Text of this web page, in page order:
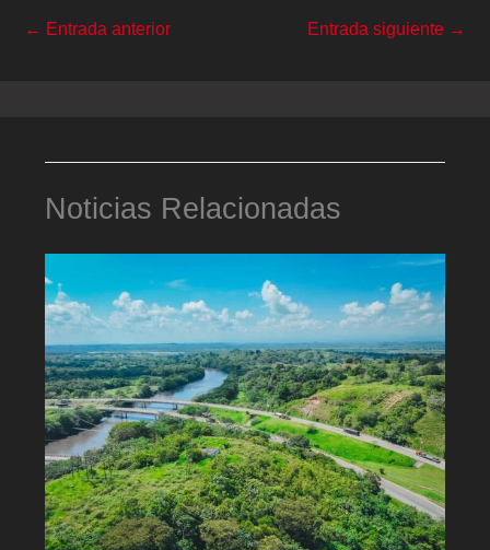
← Entrada anterior Entrada siguiente →
Noticias Relacionadas